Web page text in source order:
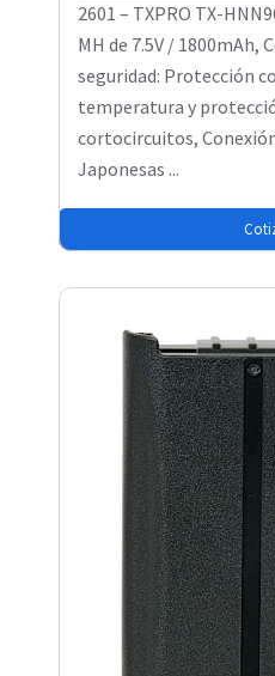
2601 – TXPRO TX-
MH de 7.5V / 1800mAh,
seguridad: Protección
temperatura y
cortocircuitos,
Japonesas ...